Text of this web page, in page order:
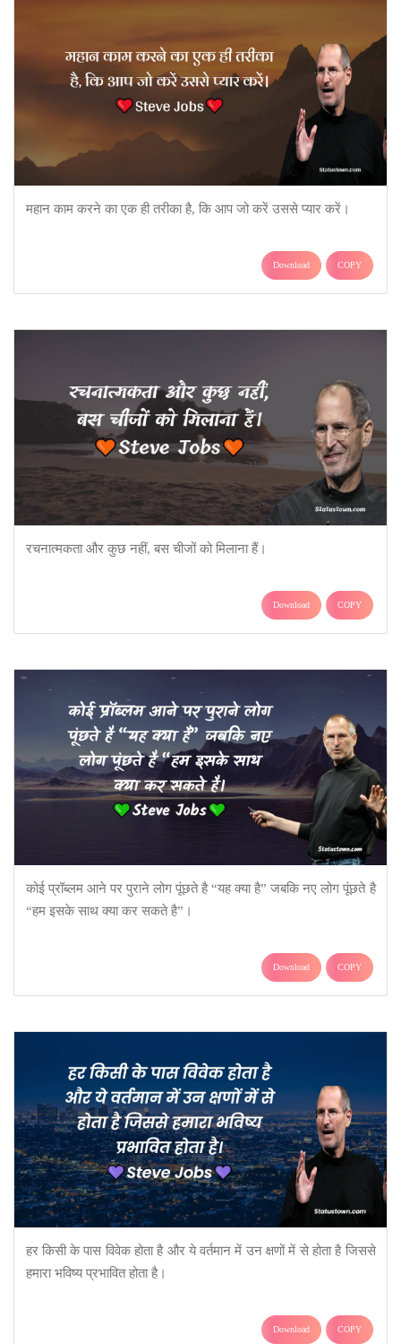
महान काम करने का एक ही तरीका है, कि आप जो करें उससे प्यार करें।
Download COPY
रचनात्मकता और कुछ नहीं, बस चीजों को मिलाना हैं।
Download COPY
कोई प्रॉब्लम आने पर पुराने लोग पूंछते है “यह क्या है” जबकि नए लोग पूंछते है
“हम इसके साथ क्या कर सकते है”।
Download COPY
हर किसी के पास विवेक होता है और ये वर्तमान में उन क्षणों में से होता है जिससे
हमारा भविष्य प्रभावित होता है।
Download COPY